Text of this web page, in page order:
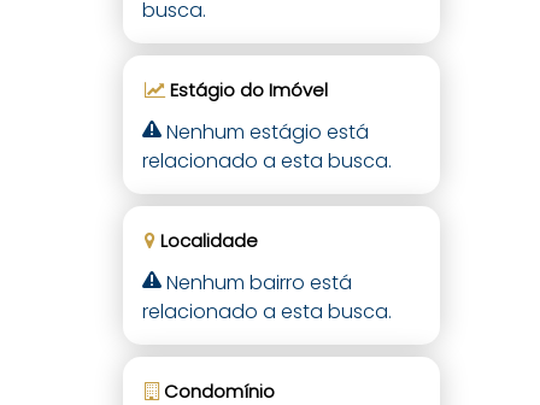
busca.
Estágio do Imóvel
Nenhum estágio está
relacionado a esta busca.
Localidade
Nenhum bairro está
relacionado a esta busca.
Condomínio